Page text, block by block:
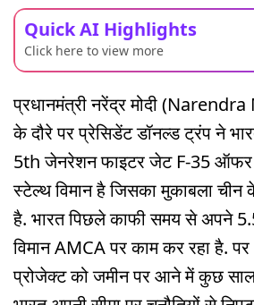
Quick AI Highlights
Click here to view more
प्रधानमंत्री नरेंद्र मोदी
के दौरे पर प्रेसिडेंट डॉनल्ड ट्रंप ने
5th जेनरेशन फाइटर जेट F-35 ऑफर
स्टेल्थ विमान है जिसका मुकाबला
है. भारत पिछले काफी समय से अपने
विमान AMCA पर काम कर रहा है.
प्रोजेक्ट को जमीन पर आने में कुछ